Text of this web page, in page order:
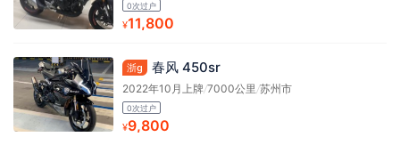
0次过户
¥11,800
浙g 春风 450sr
2022年10月上牌/7000公里/苏州市
0次过户
¥9,800